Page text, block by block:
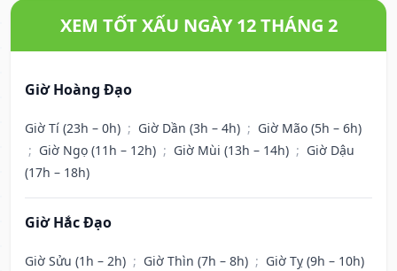
XEM TỐT XẤU NGÀY 12 THÁNG 2
Giờ Hoàng Đạo
Giờ Tí (23h – 0h) ; Giờ Dần (3h – 4h) ; Giờ Mão (5h – 6h)
; Giờ Ngọ (11h – 12h) ; Giờ Mùi (13h – 14h) ; Giờ Dậu
(17h – 18h)
Giờ Hắc Đạo
Giờ Sửu (1h – 2h) ; Giờ Thìn (7h – 8h) ; Giờ Tỵ (9h – 10h)